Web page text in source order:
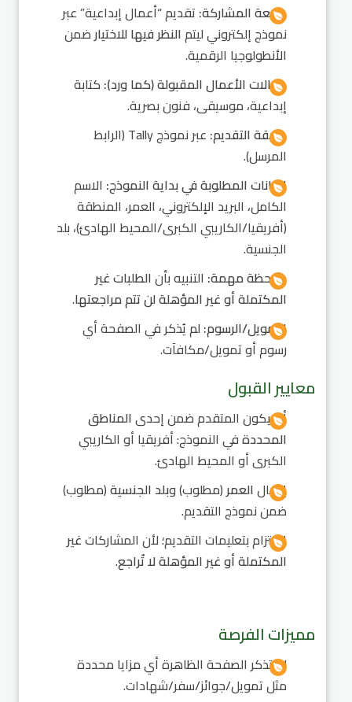
طبيعة المشاركة: تقديم “أعمال إبداعية” عبر
نموذج إلكتروني ليتمالنظر فيها للاختيارضمن
الأنطولوجيا الرقمية.
مجالات الأعمال المقبولة (كما ورد): كتابة
إبداعية، موسيقى، فنون بصرية.
طريقة التقديم:
عبر نموذج Tally (الرابط
المرسل).
البيانات المطلوبة في بداية النموذج: الاسم
الكامل، البريد الإلكتروني، العمر، المنطقة
(أفريقيا/الكاريبي الكبرى/المحيط الهادئ)، بلد
الجنسية.
ملاحظة مهمة: التنبيه بأنالطلبات غير
المكتملة أو غير المؤهلة لن تتم مراجعتها.
التمويل/الرسوم: لم يُذكر في الصفحة أي
رسوم أو تمويل/مكافآت.
معايير القبول
أن يكون المتقدم ضمن إحدىالمناطق
المحددةفي النموذج: أفريقيا أو الكاريبي
الكبرى أو المحيط الهادئ.
إدخالالعمر(مطلوب) وبلد الجنسية(مطلوب)
ضمن نموذج التقديم.
الالتزام بتعليمات التقديم؛ لأن المشاركاتغير
المكتملة أو غير المؤهلة لا تُراجع.
مميزات الفرصة
لم تذكر الصفحة الظاهرة أي مزايا محددة
مثل تمويل/جوائز/سفر/شهادات.